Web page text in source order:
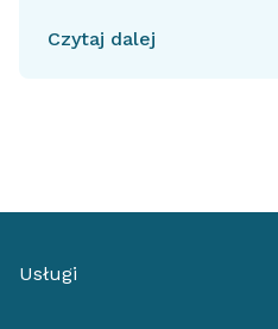
Czytaj dalej
Usługi